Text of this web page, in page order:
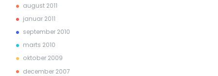
august 2011
januar 2011
september 2010
marts 2010
oktober 2009
december 2007